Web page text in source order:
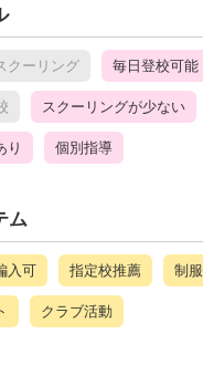
クーリング 毎日登校可能
スクーリングが少ない
り 個別指導
ム
入可 指定校推薦 制服
クラブ活動